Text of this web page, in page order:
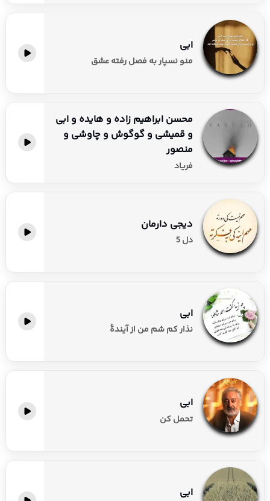
ابی
منو نسپار به فصل رفته عشق
محسن ابراهیم زاده و هایده و ابی
و قمیشی و گوگوش و چاوشی و
منصور
فریاد
دیجی دارمان
دل 5
ابی
نذار کم شم من از آیندهٔ
ابی
تحمل کن
ابی